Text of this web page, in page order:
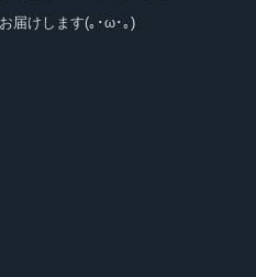
届けします(｡･ω･｡)